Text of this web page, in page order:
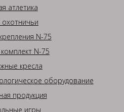
атлетика
N-75
N-75
кресла
оборудование
продукция
игры